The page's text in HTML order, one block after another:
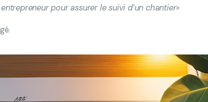
pour assurer le suivi d’un chantier»